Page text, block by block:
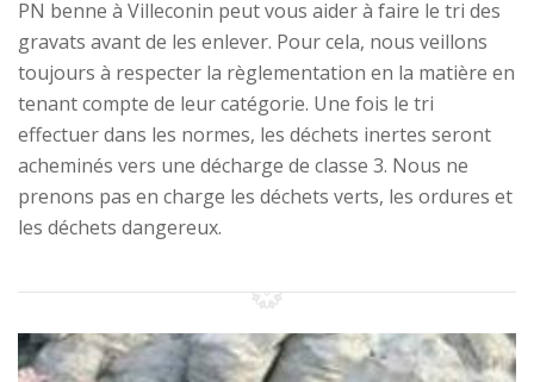
PN benne à Villeconin peut vous aider à faire le tri des
gravats avant de les enlever. Pour cela, nous veillons
toujours à respecter la règlementation en la matière en
tenant compte de leur catégorie. Une fois le tri
effectuer dans les normes, les déchets inertes seront
acheminés vers une décharge de classe 3. Nous ne
prenons pas en charge les déchets verts, les ordures et
les déchets dangereux.